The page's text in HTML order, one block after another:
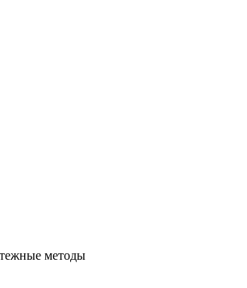
методы